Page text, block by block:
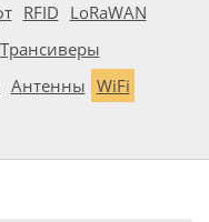
RFID LoRaWAN
Трансиверы
Антенны WiFi